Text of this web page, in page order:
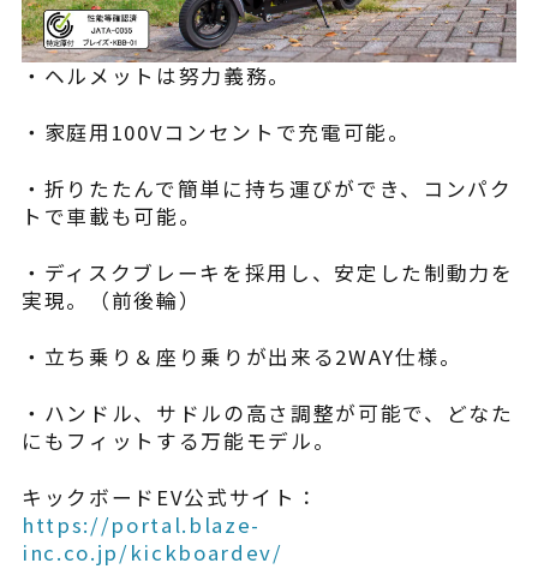
・ヘルメットは努力義務。
・家庭用100Vコンセントで充電可能。
・折りたたんで簡単に持ち運びができ、コンパク
トで車載も可能。
・ディスクブレーキを採用し、安定した制動力を
実現。（前後輪）
・立ち乗り＆座り乗りが出来る2WAY仕様。
・ハンドル、サドルの高さ調整が可能で、どなた
にもフィットする万能モデル。
キックボードEV公式サイト：
https://portal.blaze-
inc.co.jp/kickboardev/